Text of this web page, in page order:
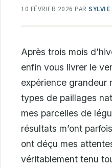
10 FÉVRIER 2026 PAR SYLVIE
Après trois mois
enfin vous livrer le
expérience grandeur
types de paillages
mes parcelles de
résultats m’ont
ont déçu mes
véritablement tenu